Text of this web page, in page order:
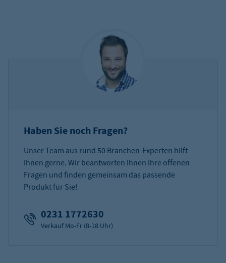
Haben Sie noch Fragen?
Unser Team aus rund 50 Branchen-Experten hilft
Ihnen gerne. Wir beantworten Ihnen Ihre offenen
Fragen und finden gemeinsam das passende
Produkt für Sie!
0231 1772630
Verkauf Mo-Fr (8-18 Uhr)